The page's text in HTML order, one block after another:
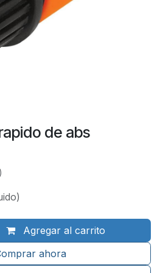
de abs
Agregar al carrito
ahora